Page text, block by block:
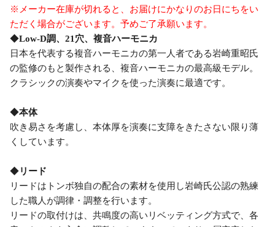
※メーカー在庫が切れると、お届けにかなりのお日にちをい
ただく場合がございます。予めご了承願います。
◆Low-D調、21穴、複音ハーモニカ
日本を代表する複音ハーモニカの第一人者である岩崎重昭氏
の監修のもと製作される、複音ハーモニカの最高級モデル。
クラシックの演奏やマイクを使った演奏に最適です。
◆本体
吹き易さを考慮し、本体厚を演奏に支障をきたさない限り薄
くしています。
◆リード
リードはトンボ独自の配合の素材を使用し岩崎氏公認の熟練
した職人が調律・調整を行います。
リードの取付けは、共鳴度の高いリベッティング方式で、各